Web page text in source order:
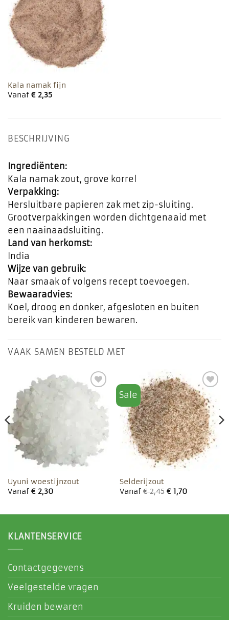
aan
favorieten
Kala namak fijn
Vanaf €2,35
BESCHRIJVING
Ingrediënten:
Kala namak zout, grove korrel
Verpakking:
Hersluitbare papieren zak met zip-sluiting.
Grootverpakkingen worden dichtgenaaid met
een naainaadsluiting.
Land van herkomst:
India
Wijze van gebruik:
Naar smaak of volgens recept toevoegen.
Bewaaradvies:
Koel, droog en donker, afgesloten en buiten
bereik van kinderen bewaren.
VAAK SAMEN BESTELD MET
Toevoegen
favorieten
Uyuni woestijnzout
Vanaf €2,30
Sale
Toevoegen
aan
favorieten
Selderijzout
Vanaf€2,45 €1,70
KLANTENSERVICE
Contactgegevens
Veelgestelde vragen
Kruiden bewaren